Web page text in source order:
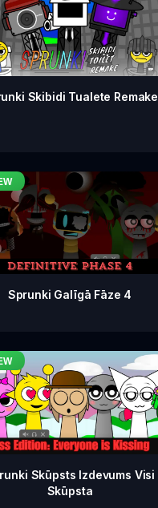
Skibidi Tualete Remake
Sprunki Galīgā Fāze 4
Skūpsts Izdevums Visi
Skūpsta